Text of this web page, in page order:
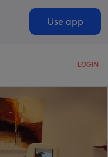
Use app
LOGIN